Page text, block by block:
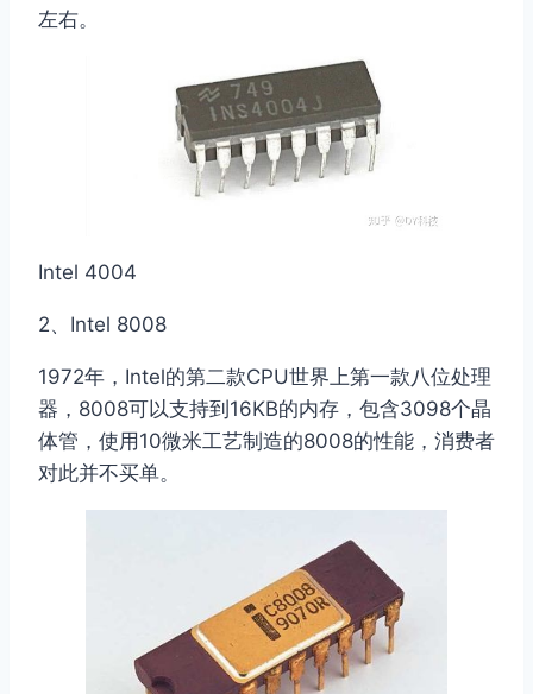
左右。
Intel 4004
2、Intel 8008
1972年，Intel的第二款CPU世界上第一款八位处理
器，8008可以支持到16KB的内存，包含3098个晶
体管，使用10微米工艺制造的8008的性能，消费者
对此并不买单。